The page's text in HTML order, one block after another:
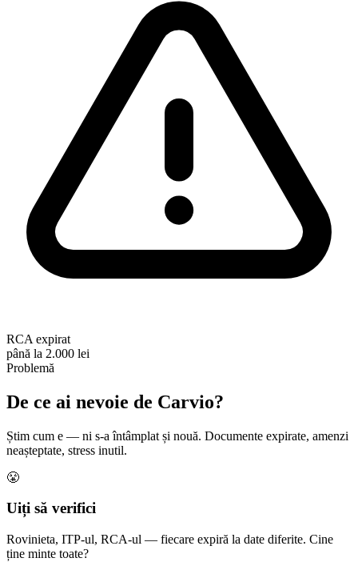
RCA expirat
până la 2.000 lei
Problemă
De ce ai nevoie de Carvio?
Știm cum e — ni s-a întâmplat și nouă. Documente expirate, amenzi
neașteptate, stress inutil.
😤
Uiți să verifici
Rovinieta, ITP-ul, RCA-ul — fiecare expiră la date diferite. Cine
ține minte toate?